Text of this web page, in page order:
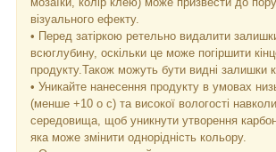
візуального ефекту.
• Перед затіркою ретельно видалити
всюглубину, оскільки це може погіршити
продукту.Також можуть бути видні залишки
• Уникайте нанесення продукту в умовах
(менше +10 о с) та високої вологості
середовища, щоб уникнути утворення
яка може змінити однорідність кольору.